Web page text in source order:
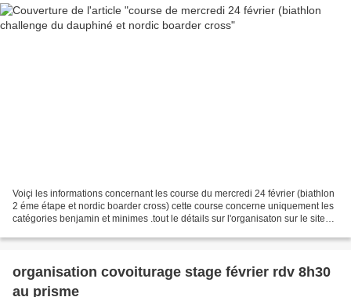
Voiçi les informations concernant les course du mercredi 24 février (biathlon
2 éme étape et nordic boarder cross) cette course concerne uniquement les
catégories benjamin et minimes .tout le détails sur l'organisaton sur le site
organisation covoiturage stage février rdv 8h30
au prisme